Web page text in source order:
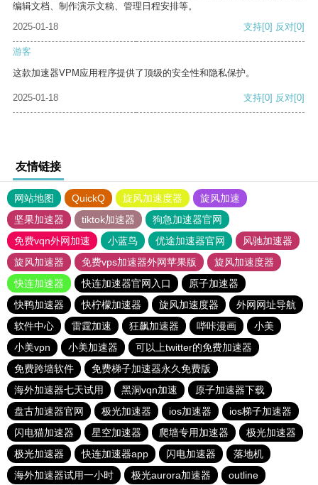
编辑文档、制作演示文稿、管理日程安排等。
2025-01-18
支持[0] 反对[0]
游客
这款加速器VPM应用程序提供了顶级的安全性和隐私保护。
2025-01-18 支持[0] 反对[0]
友情链接
网站地图 QuickQ 旋风加速度器
旋风加速
坚果加速器
tiktok加速器
狗急加速器官网
免费vqn外网加速
小蓝鸟 优途加速器官网
风驰加速器
旋风加速器
免费vps加速器外网苹果版
旋风加速度器
快连加速器
快连加速器官网入口
原子加速器
快鸭加速器
快柠檬加速器 旋风加速度器
外网网址导航
软件中心
雷霆加速 狂飙加速器 哔咔漫画
小美
小美vpn
小美加速器
可以上twitter的免费加速器
免费跨墙软件
免费梯子加速器永久免费版
海外加速器七天试用
黑洞vqn加速
原子加速器下载
盘古加速器官网
极光加速器 ios加速器
ios梯子加速器
闪电猫加速器
星空加速器 爬墙专用加速器
极光加速器
极光加速器
快连加速器app 闪电加速器
落地机
海外加速器试用一小时
极光aurora加速器 outline